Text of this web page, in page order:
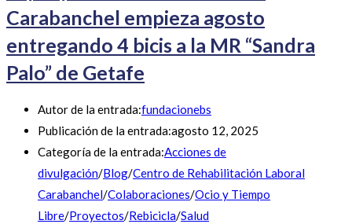
Carabanchel empieza agosto
entregando 4 bicis a la MR “Sandra
Palo” de Getafe
Autor de la entrada:fundacionebs
Publicación de la entrada:agosto 12, 2025
Categoría de la entrada:Acciones de
divulgación/Blog/Centro de Rehabilitación Laboral
Carabanchel/Colaboraciones/Ocio y Tiempo
Libre/Proyectos/Rebicicla/Salud